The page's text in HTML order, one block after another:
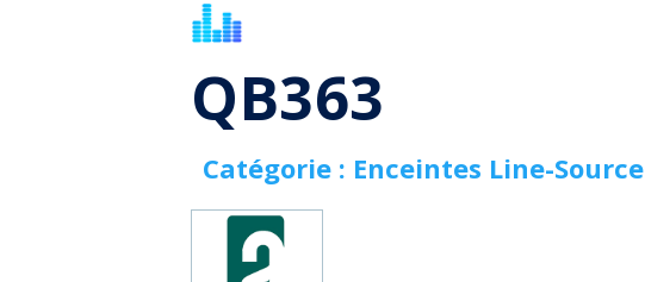
QB363
Catégorie : Enceintes Line-Source